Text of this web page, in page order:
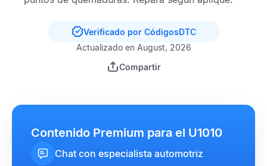
Verificado por CódigosDTC
Actualizado en August, 2026
Compartir
Contenido Premium para el U1010
Chat con especialista automotriz